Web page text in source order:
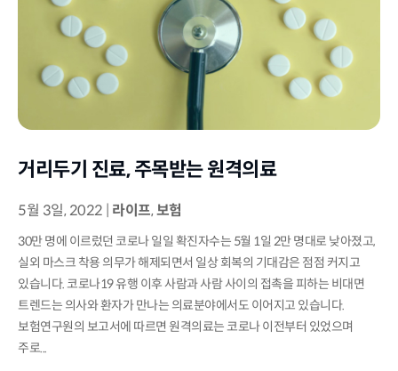
거리두기 진료, 주목받는 원격의료
5월 3일, 2022 라이프,보험
30만 명에 이르렀던 코로나 일일 확진자수는 5월 1일 2만 명대로 낮아졌고,
실외 마스크 착용 의무가 해제되면서 일상 회복의 기대감은 점점 커지고
있습니다. 코로나19 유행 이후 사람과 사람 사이의 접촉을 피하는 비대면
트렌드는 의사와 환자가 만나는 의료분야에서도 이어지고 있습니다.
보험연구원의 보고서에 따르면 원격의료는 코로나 이전부터 있었으며
주로...